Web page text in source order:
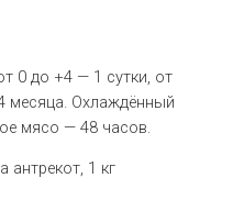
0 до +4 — 1 сутки, от
месяца. Охлаждённый
мясо — 48 часов.
антрекот, 1 кг